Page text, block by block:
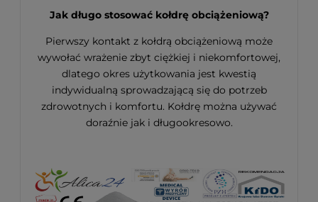
Jak długo stosować kołdrę obciążeniową?
Pierwszy kontakt z kołdrą obciążeniową może
wywołać wrażenie zbyt ciężkiej i niekomfortowej,
dlatego okres użytkowania jest kwestią
indywidualną sprowadzającą się do potrzeb
zdrowotnych i komfortu. Kołdrę można używać
doraźnie jak i długookresowo.